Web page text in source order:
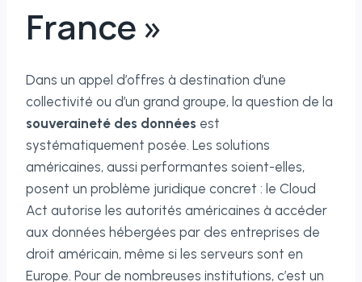
France »
Dans un appel d’offres à destination d’une
collectivité ou d’un grand groupe, la question de la
souveraineté des données est
systématiquement posée. Les solutions
américaines, aussi performantes soient-elles,
posent un problème juridique concret : le Cloud
Act autorise les autorités américaines à accéder
aux données hébergées par des entreprises de
droit américain, même si les serveurs sont en
Europe. Pour de nombreuses institutions, c’est un